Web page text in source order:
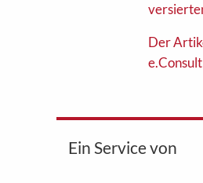
Der
Ein Service von